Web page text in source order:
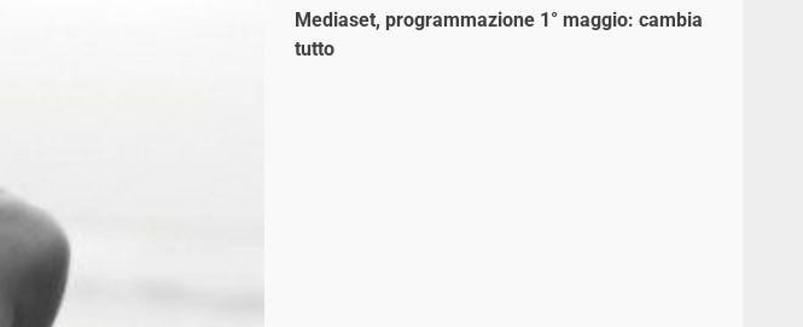
Mediaset, programmazione 1° maggio: cambia
tutto